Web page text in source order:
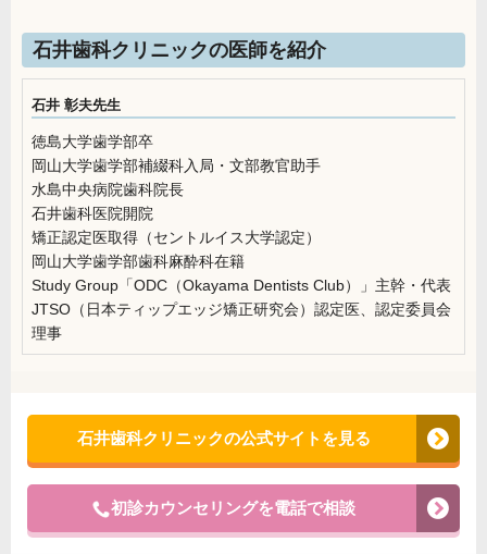
石井歯科クリニックの医師を紹介
石井 彰夫先生
徳島大学歯学部卒
岡山大学歯学部補綴科入局・文部教官助手
水島中央病院歯科院長
石井歯科医院開院
矯正認定医取得（セントルイス大学認定）
岡山大学歯学部歯科麻酔科在籍
Study Group「ODC（Okayama Dentists Club）」主幹・代表
JTSO（日本ティップエッジ矯正研究会）認定医、認定委員会
理事
石井歯科クリニックの公式サイトを見る
初診カウンセリングを電話で相談